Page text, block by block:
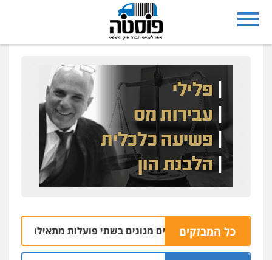
כל המבזקים
ומעשים מגונים בשתי פועלות מתאילנד 05.08 | 20:09